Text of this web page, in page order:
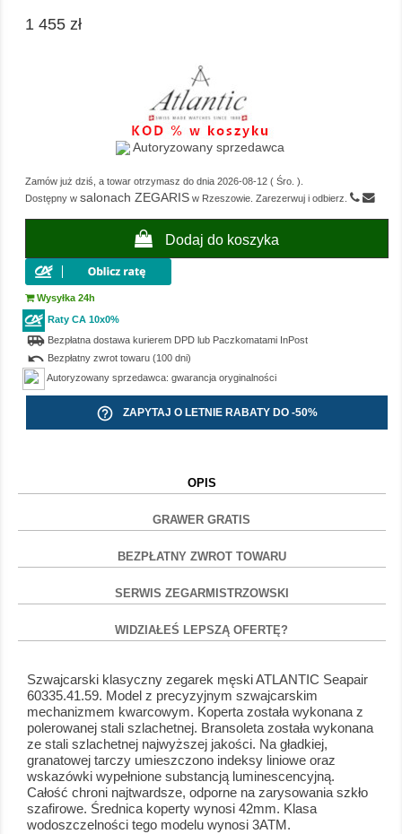
1 455 zł
Autoryzowany sprzedawca
Zamów już dziś, a towar otrzymasz do dnia 2026-08-12 (Śro. ).
Dostępny w salonach ZEGARISw Rzeszowie. Zarezerwuj i odbierz.
Dodaj do koszyka
Wysyłka 24h
Raty CA 10x0%
airport_shuttleBezpłatna dostawa kurierem DPD lub Paczkomatami InPost
undo Bezpłatny zwrot towaru (100 dni)
Autoryzowany sprzedawca: gwarancja oryginalności
help_outline ZAPYTAJ O LETNIE RABATY DO -50%
OPIS
GRAWER GRATIS
BEZPŁATNY ZWROT TOWARU
SERWIS ZEGARMISTRZOWSKI
WIDZIAŁEŚ LEPSZĄ OFERTĘ?
Szwajcarski klasyczny zegarek męski ATLANTIC Seapair
60335.41.59. Model z precyzyjnym szwajcarskim
mechanizmem kwarcowym. Koperta została wykonana z
polerowanej stali szlachetnej. Bransoleta została wykonana
ze stali szlachetnej najwyższej jakości. Na gładkiej,
granatowej tarczy umieszczono indeksy liniowe oraz
wskazówki wypełnione substancją luminescencyjną.
Całość chroni najtwardsze, odporne na zarysowania szkło
szafirowe. Średnica koperty wynosi 42mm. Klasa
wodoszczelności tego modelu wynosi 3ATM.